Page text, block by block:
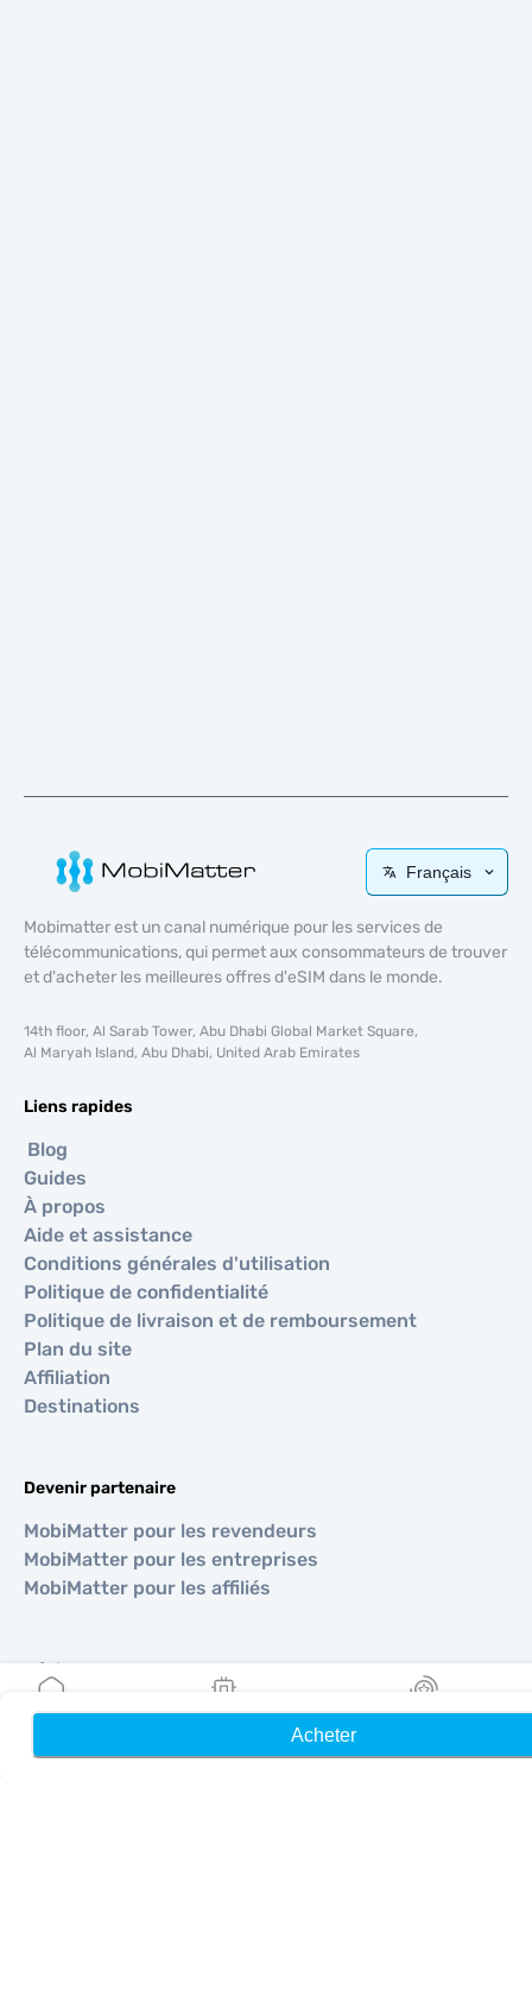
Acheter
Français
Mobimatter est un canal numérique pour les services de
télécommunications, qui permet aux consommateurs de trouver
et d'acheter les meilleures offres d'eSIM dans le monde.
14th floor, Al Sarab Tower, Abu Dhabi Global Market Square,
Al Maryah Island, Abu Dhabi, United Arab Emirates
Liens rapides
Blog
Guides
À propos
Aide et assistance
Conditions générales d'utilisation
Politique de confidentialité
Politique de livraison et de remboursement
Plan du site
Affiliation
Destinations
Devenir partenaire
MobiMatter pour les revendeurs
MobiMatter pour les entreprises
MobiMatter pour les affiliés
Régions
eSIM pour Europe